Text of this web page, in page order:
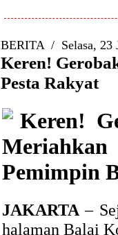
BERITA / Selasa, 23
Keren!
Pesta Rakyat
Keren!
Pemimpin
JAKARTA–
halaman Balai